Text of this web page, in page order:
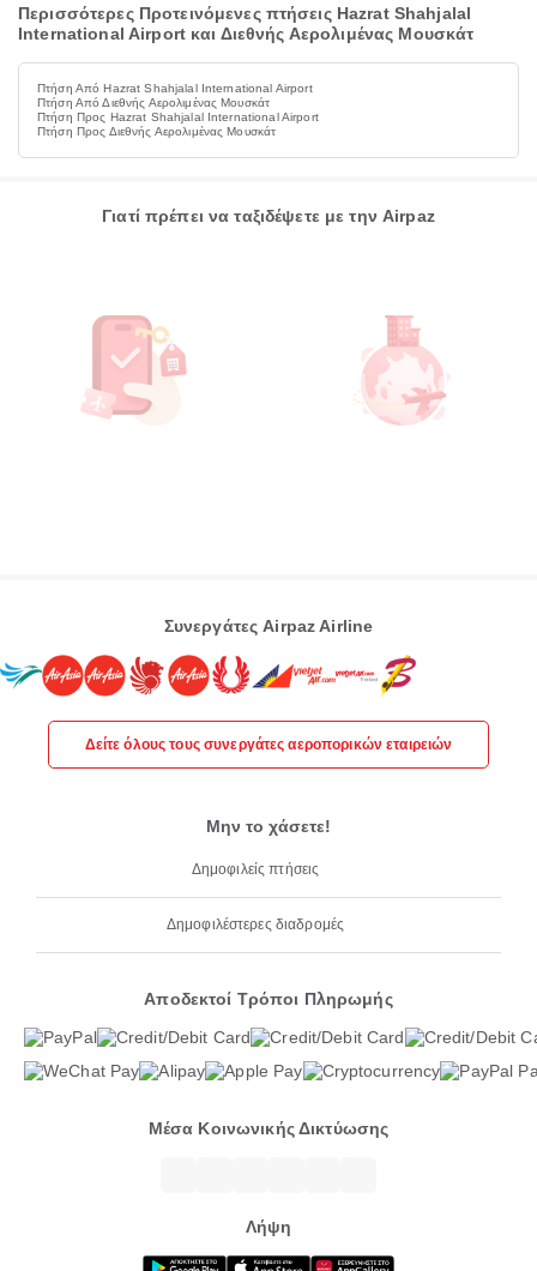
Περισσότερες Προτεινόμενες πτήσεις Hazrat Shahjalal
International Airport και Διεθνής Αερολιμένας Μουσκάτ
Πτήση Από Hazrat Shahjalal International Airport
Πτήση Από Διεθνής Αερολιμένας Μουσκάτ
Πτήση Προς Hazrat Shahjalal International Airport
Πτήση Προς Διεθνής Αερολιμένας Μουσκάτ
Γιατί πρέπει να ταξιδέψετε με την Airpaz
Συνεργάτες Airpaz Airline
Δείτε όλους τους συνεργάτες αεροπορικών εταιρειών
Μην το χάσετε!
Δημοφιλείς πτήσεις
Δημοφιλέστερες διαδρομές
Αποδεκτοί Τρόποι Πληρωμής
Μέσα Κοινωνικής Δικτύωσης
Λήψη